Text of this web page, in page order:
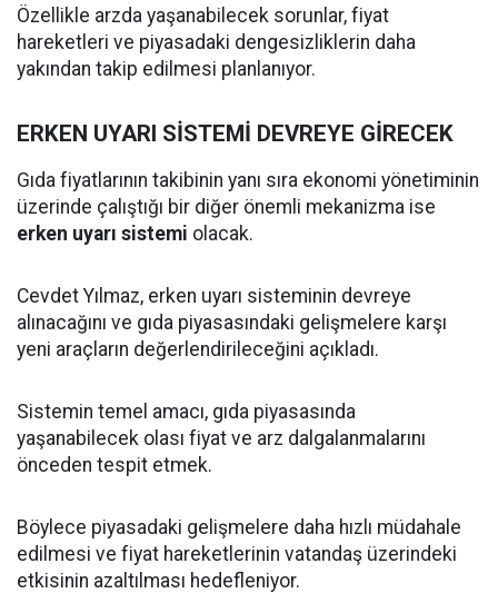
Özellikle arzda yaşanabilecek sorunlar, fiyat
hareketleri ve piyasadaki dengesizliklerin daha
yakından takip edilmesi planlanıyor.
ERKEN UYARI SİSTEMİ DEVREYE GİRECEK
Gıda fiyatlarının takibinin yanı sıra ekonomi yönetiminin
üzerinde çalıştığı bir diğer önemli mekanizma ise
erken uyarı sistemi olacak.
Cevdet Yılmaz, erken uyarı sisteminin devreye
alınacağını ve gıda piyasasındaki gelişmelere karşı
yeni araçların değerlendirileceğini açıkladı.
Sistemin temel amacı, gıda piyasasında
yaşanabilecek olası fiyat ve arz dalgalanmalarını
önceden tespit etmek.
Böylece piyasadaki gelişmelere daha hızlı müdahale
edilmesi ve fiyat hareketlerinin vatandaş üzerindeki
etkisinin azaltılması hedefleniyor.